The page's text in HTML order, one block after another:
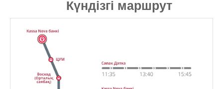
Күндізгі маршрут